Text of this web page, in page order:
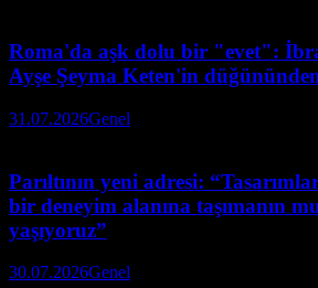
Roma'da aşk dolu bir "evet":
Ayşe Şeyma Keten'in
31.07.2026Genel
Parıltının yeni adresi:
bir deneyim alanına taşımanın
yaşıyoruz”
30.07.2026Genel